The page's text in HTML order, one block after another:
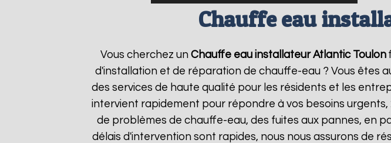
Chauffe eau
Vous cherchez un Chauffe eau installateur Atlantic Toulon
d'installation et de réparation de chauffe-eau ? Vous êtes
des services de haute qualité pour les résidents et les
intervient rapidement pour répondre à vos besoins
de problèmes de chauffe-eau, des fuites aux pannes, en
délais d'intervention sont rapides, nous nous assurons de